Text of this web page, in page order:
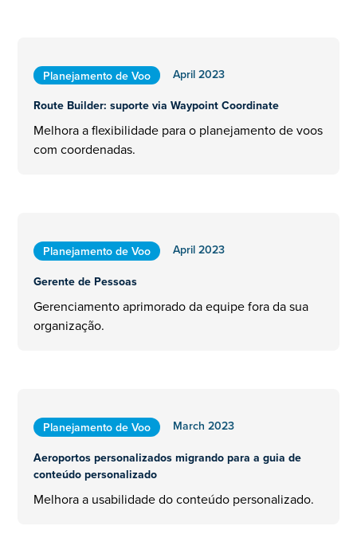
Planejamento de Voo
April 2023
Route Builder: suporte via Waypoint Coordinate
Melhora a flexibilidade para o planejamento de voos
com coordenadas.
Planejamento de Voo
April 2023
Gerente de Pessoas
Gerenciamento aprimorado da equipe fora da sua
organização.
Planejamento de Voo
March 2023
Aeroportos personalizados migrando para a guia de
conteúdo personalizado
Melhora a usabilidade do conteúdo personalizado.